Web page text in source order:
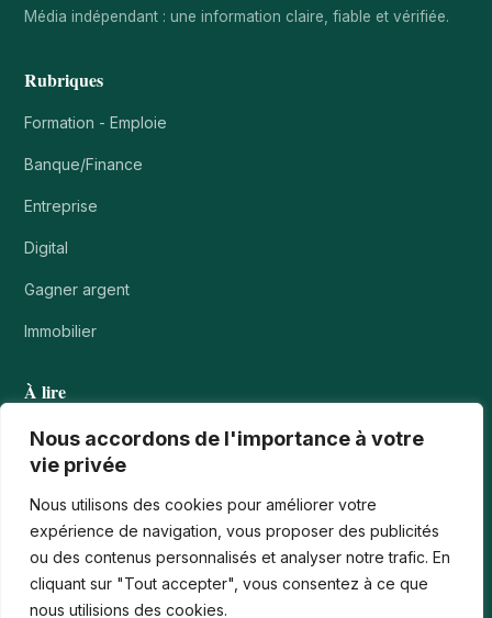
Nous accordons de l'importance à votre
vie privée
Nous utilisons des cookies pour améliorer votre
expérience de navigation, vous proposer des publicités
ou des contenus personnalisés et analyser notre trafic. En
cliquant sur "Tout accepter", vous consentez à ce que
nous utilisions des cookies.
Média indépendant : une information claire, fiable et vérifiée.
Rubriques
Formation - Emploie
Banque/Finance
Entreprise
Digital
Gagner argent
Immobilier
À lire
Tournois casino : comprendre points, rangs et…
Les paiements numériques face aux nouvelles cyberfraudes
Bonus de bienvenue en France : comment…
Casinos iPhone en France : 2026 Guide…
Monter en compétences digitales en entreprise :…